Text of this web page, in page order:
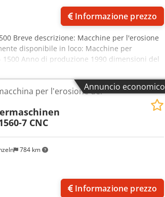
Informazione prezzo
Breve descrizione: Macchine per l'erosione
disponibile in loco: Macchine per
Anno di produzione 1990 dimensioni del
Ivofx Amaock punta elicoidale 0,1 - 20 mm
Economy 280 S Regolazione in altezza 700
Gamma di velocità 120 - 2580 giri/min.
Annuncio economico
784 km
per l'erosione dei
7 CNC
Informazione prezzo